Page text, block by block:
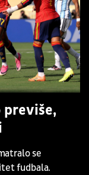
previše,
se
fudbala.